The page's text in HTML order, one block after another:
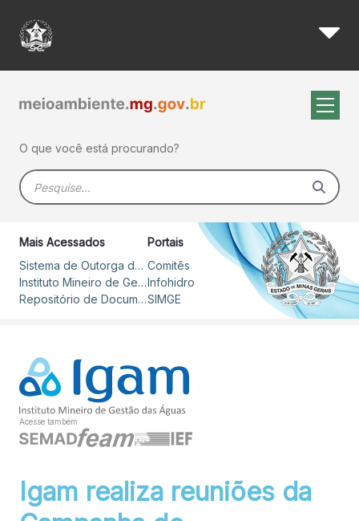
Pular para o Conteúdo principal
Igam realiza reuniões da
O que você está procurando?
Barra de busca
Mais Acessados
Sistema de Outorga de Direito de Uso de Recursos Hídricos – SOUT
Instituto Mineiro de Gestão das Águas
Repositório de Documentos
Portais
Comitês
Infohidro
SIMGE
Acesse também
Igam realiza reuniões da